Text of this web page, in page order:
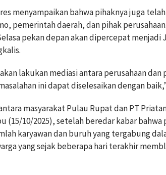
menyampaikan bahwa pihaknya juga
pemerintah daerah, dan pihak
pekan depan akan dipercepat menjadi
lakukan mediasi antara perusahaan
ini dapat diselesaikan dengan
masyarakat Pulau Rupat dan PT
(15/10/2025), setelah beredar kabar bahwa
karyawan dan buruh yang tergabung
yang sejak beberapa hari terakhir